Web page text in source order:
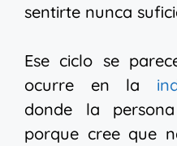
sentirte nunca
Ese ciclo se
ocurre en la
donde la
porque cree que